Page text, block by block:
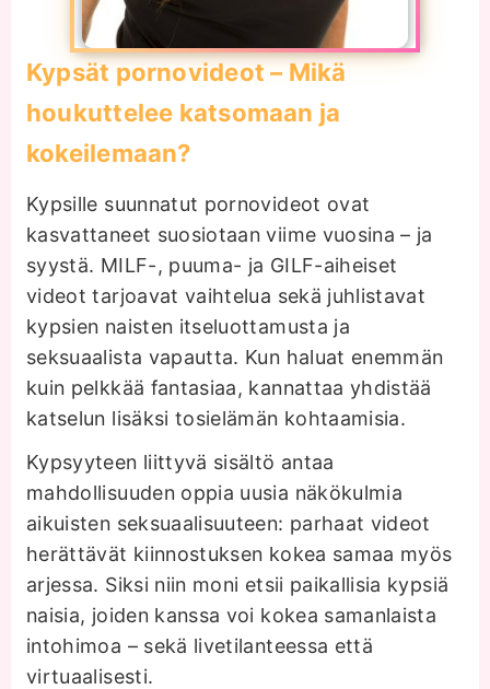
Kypsät pornovideot – Mikä
houkuttelee katsomaan ja
kokeilemaan?
Kypsille suunnatut pornovideot ovat
kasvattaneet suosiotaan viime vuosina – ja
syystä. MILF-, puuma- ja GILF-aiheiset
videot tarjoavat vaihtelua sekä juhlistavat
kypsien naisten itseluottamusta ja
seksuaalista vapautta. Kun haluat enemmän
kuin pelkkää fantasiaa, kannattaa yhdistää
katselun lisäksi tosielämän kohtaamisia.
Kypsyyteen liittyvä sisältö antaa
mahdollisuuden oppia uusia näkökulmia
aikuisten seksuaalisuuteen: parhaat videot
herättävät kiinnostuksen kokea samaa myös
arjessa. Siksi niin moni etsii paikallisia kypsiä
naisia, joiden kanssa voi kokea samanlaista
intohimoa – sekä livetilanteessa että
virtuaalisesti.